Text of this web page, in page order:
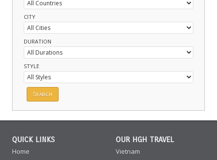
CITY
DURATION
STYLE
QUICK LINKS
Home
OUR HGH TRAVEL
Vietnam